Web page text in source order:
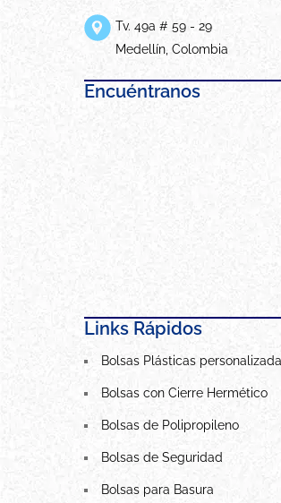
Tv. 49a # 59 - 29
Medellín, Colombia
Encuéntranos
Links Rápidos
Bolsas Plásticas
Bolsas con Cierre Hermético
Bolsas de Polipropileno
Bolsas de Seguridad
Bolsas para Basura